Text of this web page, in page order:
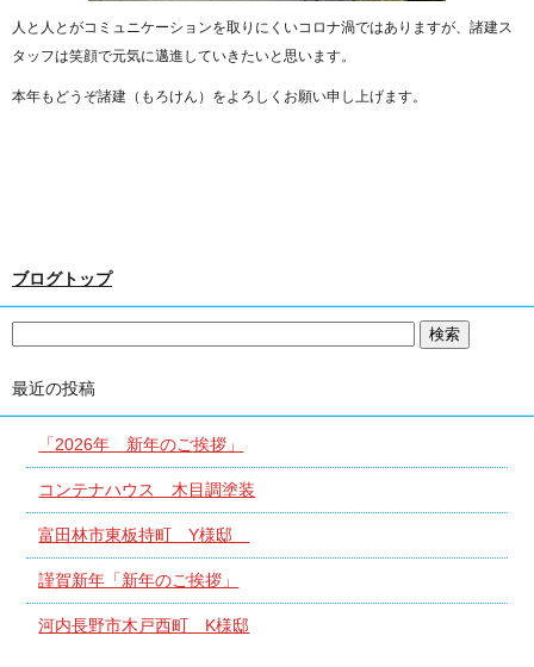
人と人とがコミュニケーションを取りにくいコロナ渦ではありますが、諸建ス
タッフは笑顔で元気に邁進していきたいと思います。
本年もどうぞ諸建（もろけん）をよろしくお願い申し上げます。
ブログトップ
最近の投稿
「2026年 新年のご挨拶」
コンテナハウス 木目調塗装
富田林市東板持町 Y様邸
謹賀新年「新年のご挨拶」
河内長野市木戸西町 K様邸